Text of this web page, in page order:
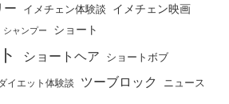
ー イメチェン体験談 イメチェン映画
シャンプー ショート
ショートヘア ショートボブ
イエット体験談 ツーブロック ニュース